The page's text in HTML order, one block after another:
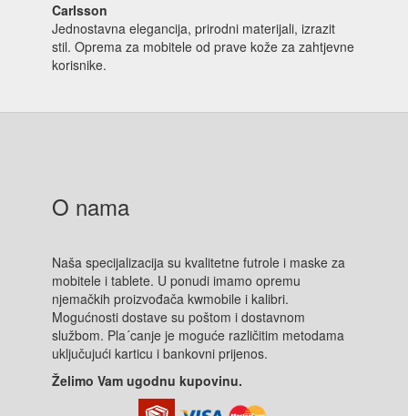
Carlsson
Jednostavna elegancija, prirodni materijali, izrazit
stil. Oprema za mobitele od prave kože za zahtjevne
korisnike.
O nama
Naša specijalizacija su kvalitetne futrole i maske za
mobitele i tablete. U ponudi imamo opremu
njemačkih proizvođača kwmobile i kalibri.
Mogućnosti dostave su poštom i dostavnom
službom. Pla´canje je moguće različitim metodama
uključujući karticu i bankovni prijenos.
Želimo Vam ugodnu kupovinu.